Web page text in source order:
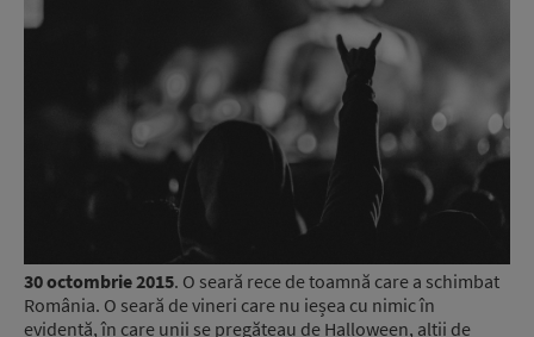
30 octombrie 2015. O seară rece de toamnă care a schimbat
România. O seară de vineri care nu ieșea cu nimic în
evidență, în care unii se pregăteau de Halloween, alții de